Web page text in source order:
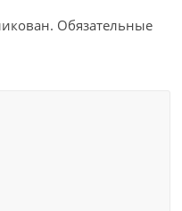
Обязательные